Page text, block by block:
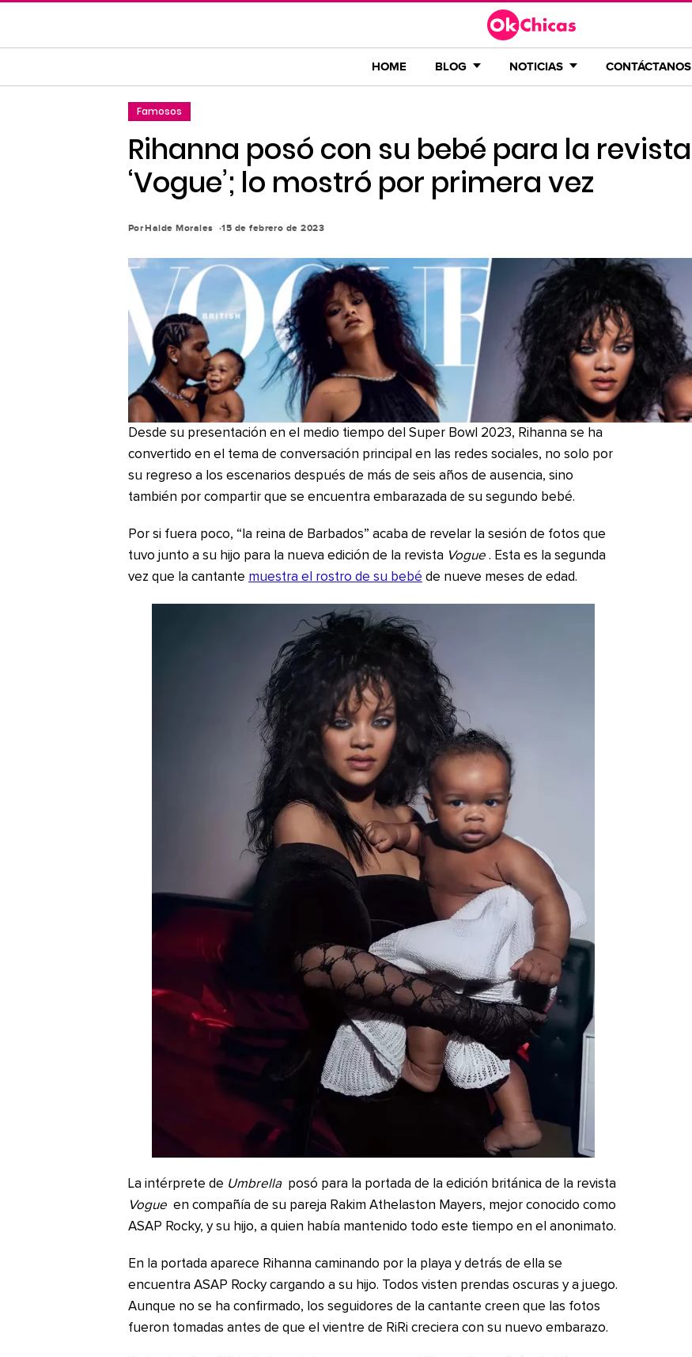
contenido
HOME BLOG NOTICIAS CONTÁCTANOS
Famosos
Rihanna posó con su bebé para la revista
‘Vogue’; lo mostró por primera vez
PorHaide Morales 15 de febrero de 2023
Desde su presentación en el medio tiempo del Super Bowl 2023, Rihanna se ha
convertido en el tema de conversación principal en las redes sociales, no solo por
su regreso a los escenarios después de más de seis años de ausencia, sino
también por compartir que se encuentra embarazada de su segundo bebé.
Por si fuera poco, “la reina de Barbados” acaba de revelar la sesión de fotos que
tuvo junto a su hijo para la nueva edición de la revista Vogue . Esta es la segunda
vez que la cantante muestra el rostro de su bebé de nueve meses de edad.
La intérprete de Umbrella posó para la portada de la edición británica de la revista
Vogue en compañía de su pareja Rakim Athelaston Mayers, mejor conocido como
ASAP Rocky, y su hijo, a quien había mantenido todo este tiempo en el anonimato.
En la portada aparece Rihanna caminando por la playa y detrás de ella se
encuentra ASAP Rocky cargando a su hijo. Todos visten prendas oscuras y a juego.
Aunque no se ha confirmado, los seguidores de la cantante creen que las fotos
fueron tomadas antes de que el vientre de RiRi creciera con su nuevo embarazo.